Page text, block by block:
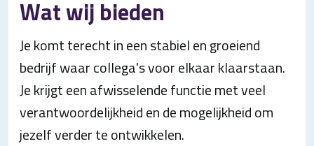
Wat wij bieden
Je komt terecht in een stabiel en groeiend
bedrijf waar collega's voor elkaar klaarstaan.
Je krijgt een afwisselende functie met veel
verantwoordelijkheid en de mogelijkheid om
jezelf verder te ontwikkelen.